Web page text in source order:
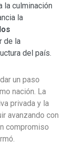
la culminación
la
de la
del país.
un paso
nación. La
privada y la
avanzando con
compromiso